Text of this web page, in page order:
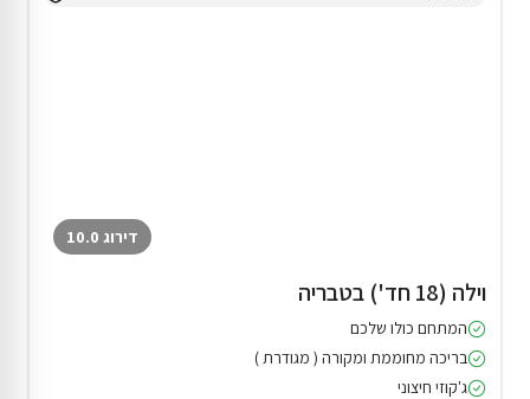
דירוג 10.0
וילה (18 חד') בטבריה
המתחם כולו שלכם
בריכה מחוממת ומקורה ( מגודרת )
ג'קוזי חיצוני